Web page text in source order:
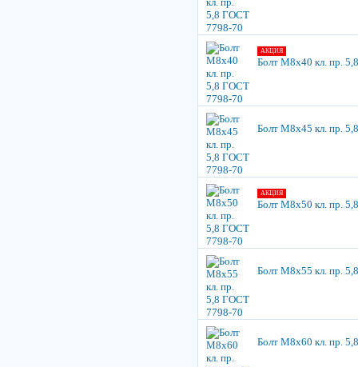
АКЦИЯ
Болт М8х40 кл. пр.
Болт М8х45 кл. пр.
АКЦИЯ
Болт М8х50 кл. пр.
Болт М8х55 кл. пр.
Болт М8х60 кл. пр.